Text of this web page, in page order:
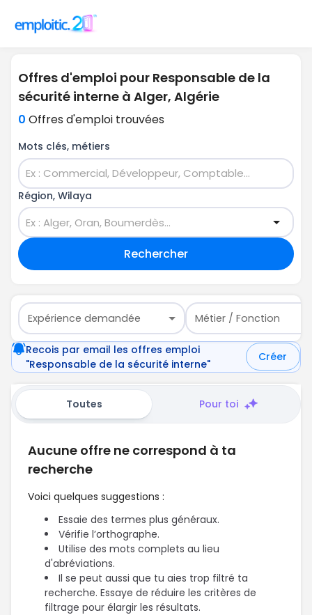
Offres d'emploi pour Responsable de la
sécurité interne à Alger, Algérie
0 Offres d'emploi trouvées
Mots clés, métiers
Région, Wilaya
Rechercher
Expérience demandée Métier / Fonction
Recois par email les offres emploi
"Responsable de la sécurité interne"
Créer
Toutes Pour toi
Aucune offre ne correspond à ta
recherche
Voici quelques suggestions :
Essaie des termes plus généraux.
Vérifie l’orthographe.
Utilise des mots complets au lieu
d'abréviations.
Il se peut aussi que tu aies trop filtré ta
recherche. Essaye de réduire les critères de
filtrage pour élargir les résultats.